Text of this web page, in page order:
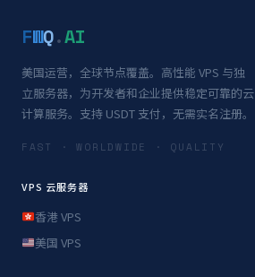
FWQ.AI
美国运营，全球节点覆盖。高性能 VPS 与独
立服务器，为开发者和企业提供稳定可靠的云
计算服务。支持 USDT 支付，无需实名注册。
FAST · WORLDWIDE · QUALITY
VPS 云服务器
香港 VPS
美国 VPS